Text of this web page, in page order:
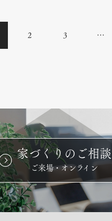
2 3 …
家づくりのご相談
ご来場・オンライン